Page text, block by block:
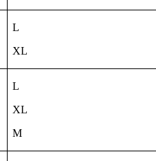
L
XL
L
XL
M